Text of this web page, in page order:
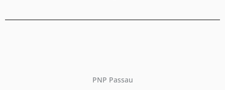
PNP Passau